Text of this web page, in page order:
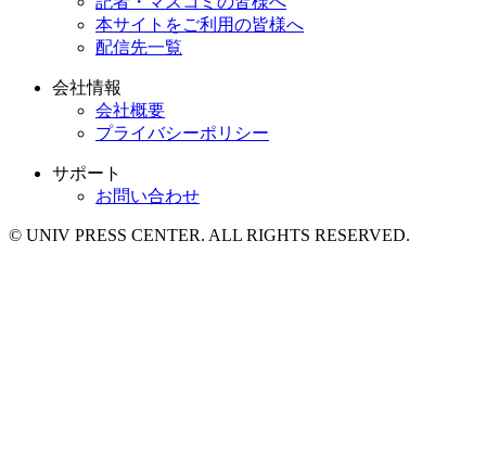
本サイトをご利用の皆様へ
配信先一覧
会社情報
会社概要
プライバシーポリシー
サポート
お問い合わせ
© UNIV PRESS CENTER. ALL RIGHTS RESERVED.